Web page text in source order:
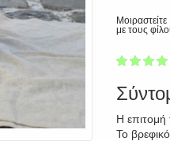
Μοιραστείτε
με τους
1
2
3
4
5
Η επιτομή
Το